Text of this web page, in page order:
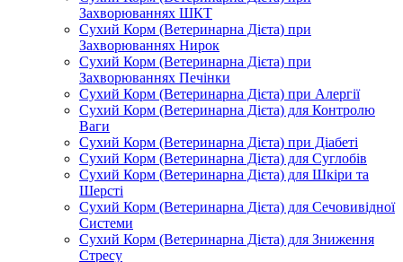
Захворюваннях ШКТ
Сухий Корм (Ветеринарна Дієта) при
Захворюваннях Нирок
Сухий Корм (Ветеринарна Дієта) при
Захворюваннях Печінки
Сухий Корм (Ветеринарна Дієта) при Алергії
Сухий Корм (Ветеринарна Дієта) для Контролю
Ваги
Сухий Корм (Ветеринарна Дієта) при Діабеті
Сухий Корм (Ветеринарна Дієта) для Суглобів
Сухий Корм (Ветеринарна Дієта) для Шкіри та
Шерсті
Сухий Корм (Ветеринарна Дієта) для Сечовивідної
Системи
Сухий Корм (Ветеринарна Дієта) для Зниження
Стресу